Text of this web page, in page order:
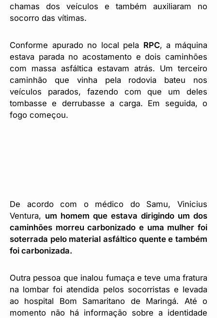
chamas dos veículos e também auxiliaram no
socorro das vítimas.
Conforme apurado no local pela RPC, a máquina
estava parada no acostamento e dois caminhões
com massa asfáltica estavam atrás. Um terceiro
caminhão que vinha pela rodovia bateu nos
veículos parados, fazendo com que um deles
tombasse e derrubasse a carga. Em seguida, o
fogo começou.
De acordo com o médico do Samu, Vinicius
Ventura, um homem que estava dirigindo um dos
caminhões morreu carbonizado e uma mulher foi
soterrada pelo material asfáltico quente e também
foi carbonizada.
Outra pessoa que inalou fumaça e teve uma fratura
na lombar foi atendida pelos socorristas e levada
ao hospital Bom Samaritano de Maringá. Até o
momento não há informação sobre a identidade